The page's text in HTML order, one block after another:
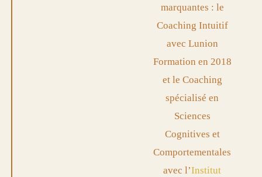
marquantes : le
Coaching Intuitif
avec Lunion
Formation en 2018
et le Coaching
spécialisé en
Sciences
Cognitives et
Comportementales
avec l’Institut